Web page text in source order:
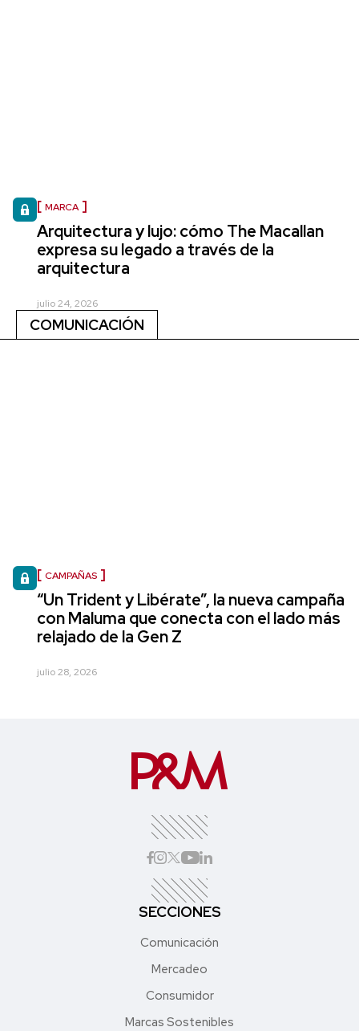
MARCA
Arquitectura y lujo: cómo The Macallan
expresa su legado a través de la
arquitectura
julio 24, 2026
COMUNICACIÓN
CAMPAÑAS
“Un Trident y Libérate”, la nueva campaña
con Maluma que conecta con el lado más
relajado de la Gen Z
julio 28, 2026
SECCIONES
Comunicación
Mercadeo
Consumidor
Marcas Sostenibles